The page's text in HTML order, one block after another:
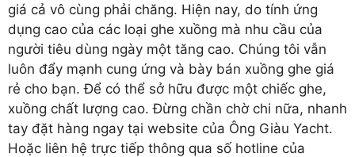
giá cả vô cùng phải chăng. Hiện nay, do tính ứng
dụng cao của các loại ghe xuồng mà nhu cầu của
người tiêu dùng ngày một tăng cao. Chúng tôi vẫn
luôn đẩy mạnh cung ứng và bày bán xuồng ghe giá
rẻ cho bạn. Để có thể sở hữu được một chiếc ghe,
xuồng chất lượng cao. Đừng chần chờ chi nữa, nhanh
tay đặt hàng ngay tại website của Ông Giàu Yacht.
Hoặc liên hệ trực tiếp thông qua số hotline của